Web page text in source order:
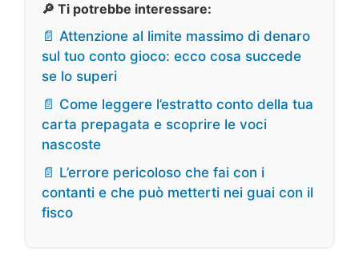
🔎 Ti potrebbe interessare:
📄 Attenzione al limite massimo di denaro
sul tuo conto gioco: ecco cosa succede
se lo superi
📄 Come leggere l’estratto conto della tua
carta prepagata e scoprire le voci
nascoste
📄 L’errore pericoloso che fai con i
contanti e che può metterti nei guai con il
fisco